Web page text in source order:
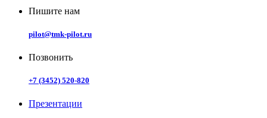
Пишите нам
pilot@tmk-pilot.ru
Позвонить
+7 (3452) 520-820
Презентации